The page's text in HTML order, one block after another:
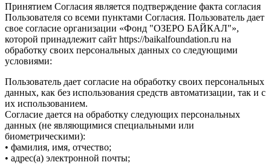
Принятием Согласия является подтверждение факта согласия
Пользователя со всеми пунктами Согласия. Пользователь дает
свое согласие организации «Фонд "ОЗЕРО БАЙКАЛ"»,
которой принадлежит сайт https://baikalfoundation.ru на
обработку своих персональных данных со следующими
условиями:
Пользователь дает согласие на обработку своих персональных
данных, как без использования средств автоматизации, так и с
их использованием.
Согласие дается на обработку следующих персональных
данных (не являющимися специальными или
биометрическими):
• фамилия, имя, отчество;
• адрес(а) электронной почты;